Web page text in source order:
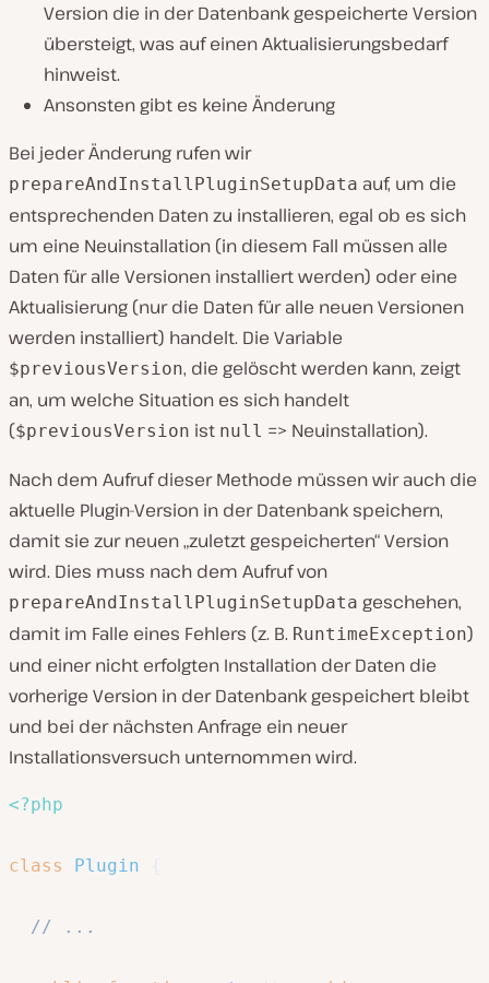
Version die in der Datenbank gespeicherte Version
übersteigt, was auf einen Aktualisierungsbedarf
hinweist.
Ansonsten gibt es keine Änderung
Bei jeder Änderung rufen wir
prepareAndInstallPluginSetupData auf, um die
entsprechenden Daten zu installieren, egal ob es sich
um eine Neuinstallation (in diesem Fall müssen alle
Daten für alle Versionen installiert werden) oder eine
Aktualisierung (nur die Daten für alle neuen Versionen
werden installiert) handelt. Die Variable
$previousVersion, die gelöscht werden kann, zeigt
an, um welche Situation es sich handelt
($previousVersion ist null => Neuinstallation).
Nach dem Aufruf dieser Methode müssen wir auch die
aktuelle Plugin-Version in der Datenbank speichern,
damit sie zur neuen „zuletzt gespeicherten“ Version
wird. Dies muss nach dem Aufruf von
prepareAndInstallPluginSetupData geschehen,
damit im Falle eines Fehlers (z. B. RuntimeException)
und einer nicht erfolgten Installation der Daten die
vorherige Version in der Datenbank gespeichert bleibt
und bei der nächsten Anfrage ein neuer
Installationsversuch unternommen wird.
<?php
class Plugin
// ...